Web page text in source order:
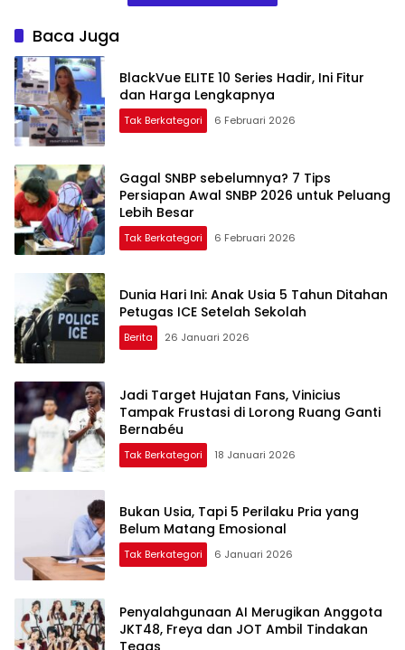
Baca Juga
BlackVue ELITE 10 Series Hadir, Ini Fitur
dan Harga Lengkapnya
Tak Berkategori 6 Februari 2026
Gagal SNBP sebelumnya? 7 Tips
Persiapan Awal SNBP 2026 untuk Peluang
Lebih Besar
Tak Berkategori 6 Februari 2026
Dunia Hari Ini: Anak Usia 5 Tahun Ditahan
Petugas ICE Setelah Sekolah
Berita 26 Januari 2026
Jadi Target Hujatan Fans, Vinicius
Tampak Frustasi di Lorong Ruang Ganti
Bernabéu
Tak Berkategori 18 Januari 2026
Bukan Usia, Tapi 5 Perilaku Pria yang
Belum Matang Emosional
Tak Berkategori 6 Januari 2026
Penyalahgunaan AI Merugikan Anggota
JKT48, Freya dan JOT Ambil Tindakan
Tegas